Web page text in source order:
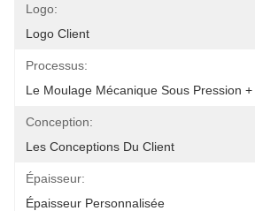
Logo:
Logo Client
Processus:
Le Moulage Mécanique Sous Pression
Conception:
Les Conceptions Du Client
Épaisseur:
Épaisseur Personnalisée